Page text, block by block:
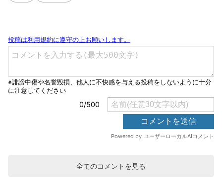
全てのコメントを見る